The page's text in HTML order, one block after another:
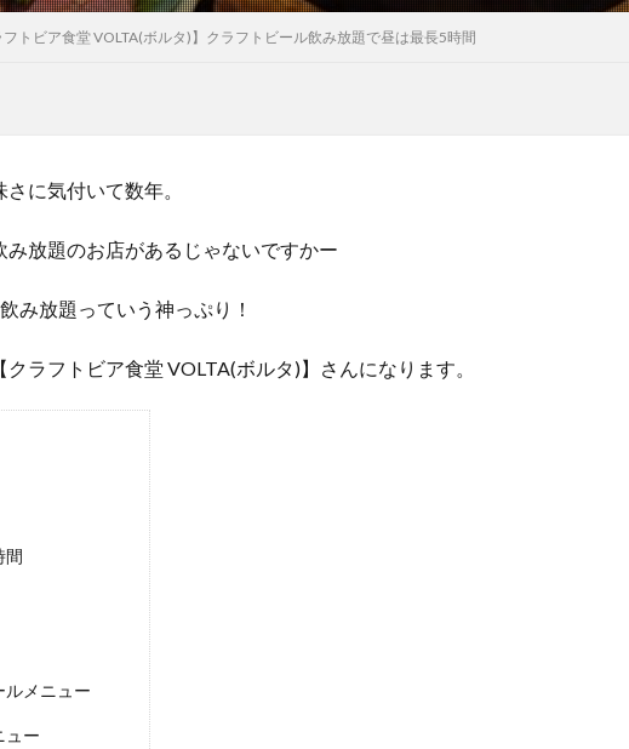
フトビア食堂 VOLTA(ボルタ)】クラフトビール飲み放題で昼は最長5時間
に気付いて数年。
放題のお店があるじゃないですかー
み放題っていう神っぷり！
ラフトビア食堂 VOLTA(ボルタ)】さんになります。
間
ルメニュー
ュー